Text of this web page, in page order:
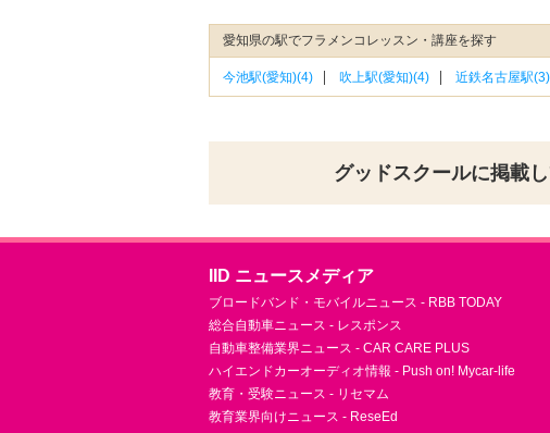
愛知県の駅でフラメンコレッスン・講座を探す
今池駅(愛知)(4) 吹上駅(愛知)(4) 近鉄名古屋駅(3)
グッドスクールに掲載し
IID ニュースメディア
ブロードバンド・モバイルニュース - RBB TODAY
総合自動車ニュース - レスポンス
自動車整備業界ニュース - CAR CARE PLUS
ハイエンドカーオーディオ情報 - Push on! Mycar-life
教育・受験ニュース - リセマム
教育業界向けニュース - ReseEd